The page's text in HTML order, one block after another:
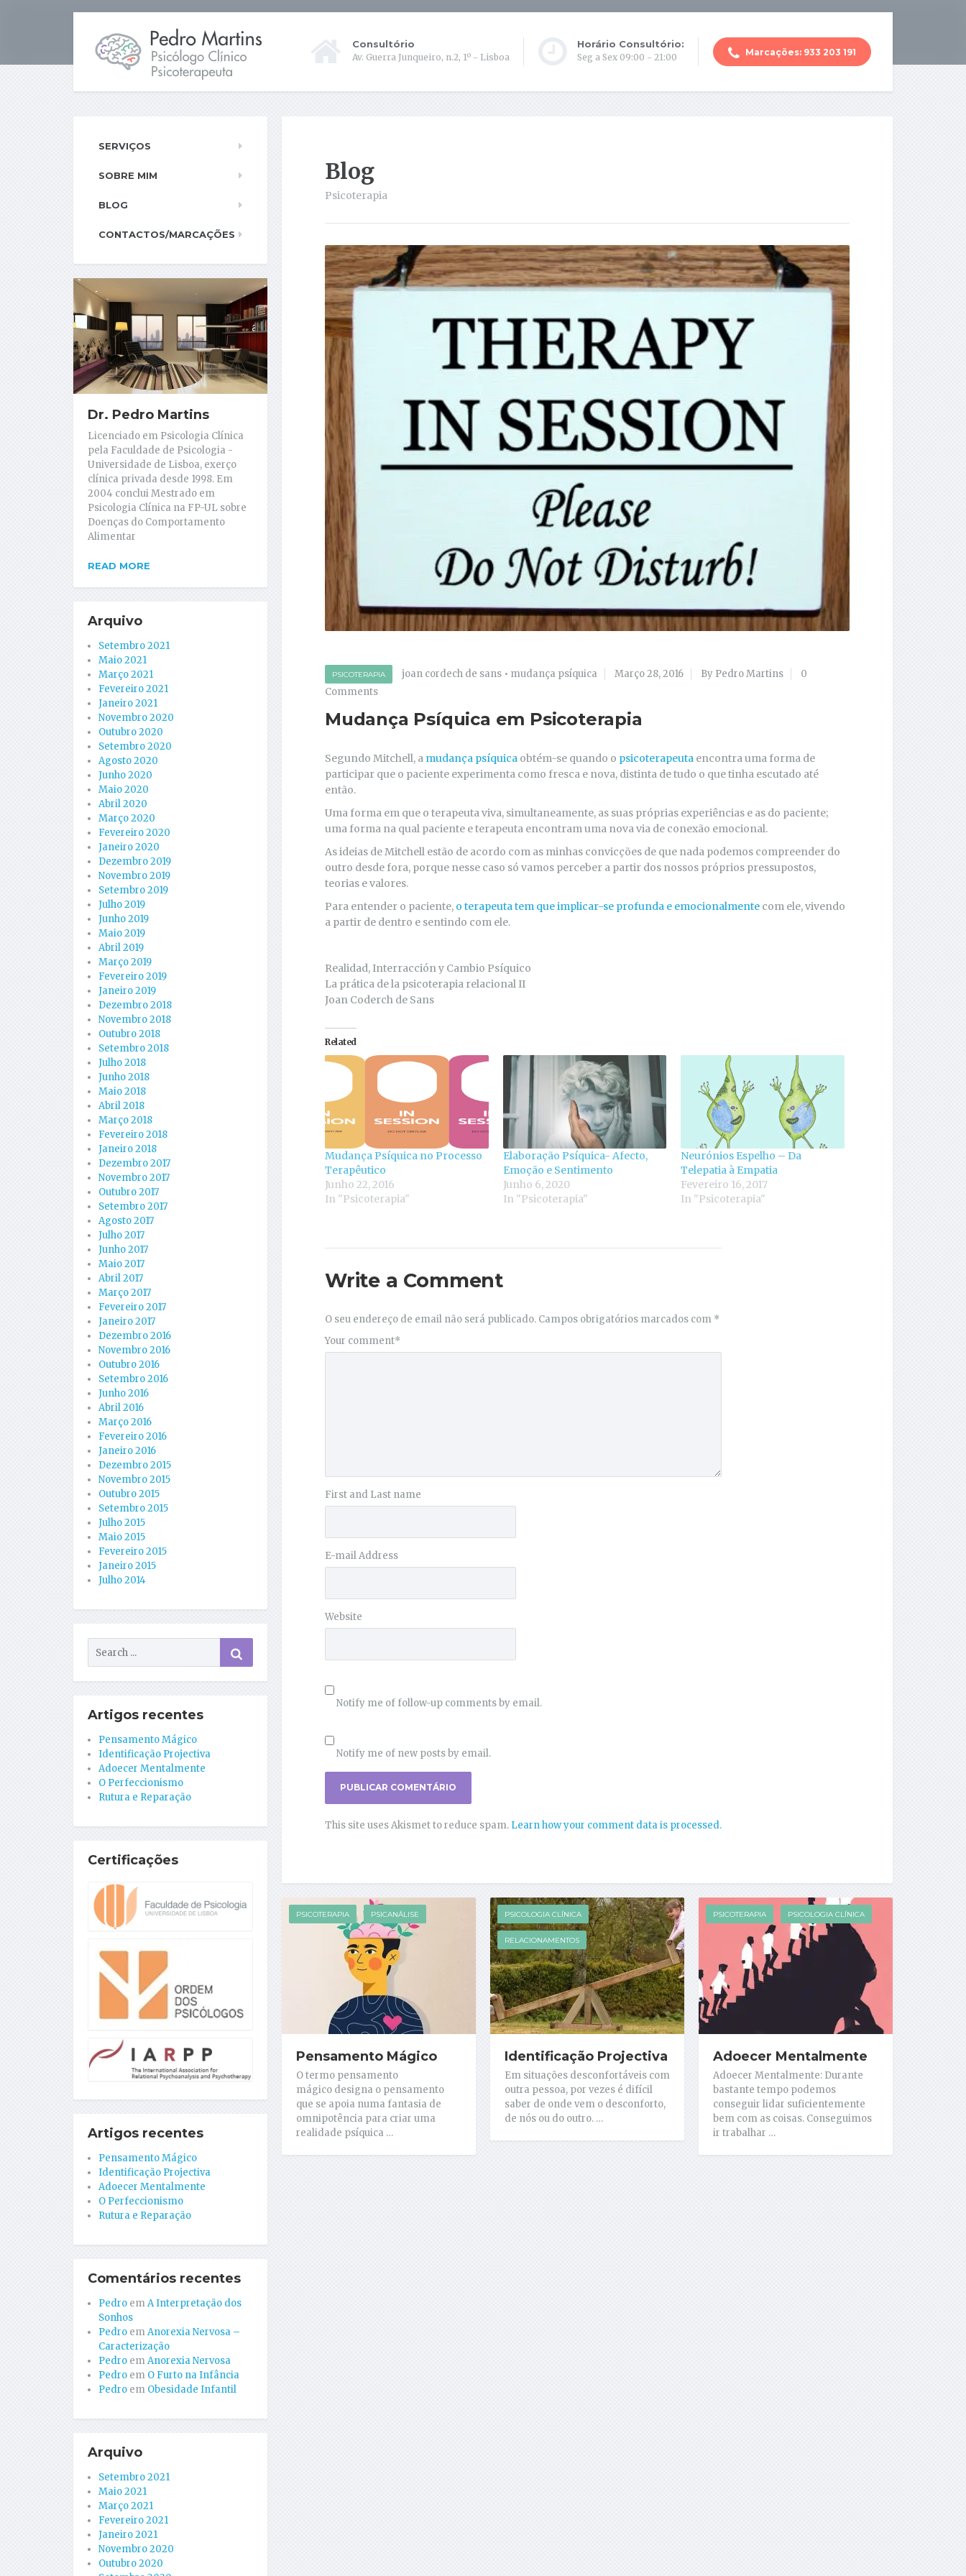
Consultório
Av. Guerra Junqueiro, n.2, 1º - Lisboa
Horário Consultório:
Seg a Sex 09:00 - 21:00 Marcações: 933 203 191
Blog
Psicoterapia
PSICOTERAPIA joan cordech de sans • mudança psíquica Março 28, 2016 By Pedro Martins
0
Comments
Mudança Psíquica em Psicoterapia
Segundo Mitchell, a mudança psíquica obtém-se quando o psicoterapeuta encontra uma forma de
participar que o paciente experimenta como fresca e nova, distinta de tudo o que tinha escutado até
então.
Uma forma em que o terapeuta viva, simultaneamente, as suas próprias experiências e as do paciente;
uma forma na qual paciente e terapeuta encontram uma nova via de conexão emocional.
As ideias de Mitchell estão de acordo com as minhas convicções de que nada podemos compreender do
outro desde fora, porque nesse caso só vamos perceber a partir dos nossos próprios pressupostos,
teorias e valores.
Para entender o paciente, o terapeuta tem que implicar-se profunda e emocionalmente com ele, vivendo
a partir de dentro e sentindo com ele.
Realidad, Interracción y Cambio Psíquico
La prática de la psicoterapia relacional II
Joan Coderch de Sans
Related
Mudança Psíquica no Processo
Terapêutico
Junho 22, 2016
In "Psicoterapia"
Elaboração Psíquica- Afecto,
Emoção e Sentimento
Junho 6, 2020
In "Psicoterapia"
Neurónios Espelho – Da
Telepatia à Empatia
Fevereiro 16, 2017
In "Psicoterapia"
Write a Comment
O seu endereço de email não será publicado. Campos obrigatórios marcados com *
Your comment*
First and Last name
E-mail Address
Website
Notify me of follow-up comments by email.
Notify me of new posts by email.
This site uses Akismet to reduce spam. Learn how your comment data is processed.
PSICOTERAPIA PSICANÁLISE
Pensamento Mágico
O termo pensamento
mágico designa o pensamento
que se apoia numa fantasia de
omnipotência para criar uma
realidade psíquica …
PSICOLOGIA CLÍNICA
RELACIONAMENTOS
Identificação Projectiva
Em situações desconfortáveis com
outra pessoa, por vezes é difícil
saber de onde vem o desconforto,
de nós ou do outro. …
PSICOTERAPIA PSICOLOGIA CLÍNICA
Adoecer Mentalmente
Adoecer Mentalmente: Durante
bastante tempo podemos
conseguir lidar suficientemente
bem com as coisas. Conseguimos
ir trabalhar …
SERVIÇOS
SOBRE MIM
BLOG
CONTACTOS/MARCAÇÕES
Dr. Pedro Martins
Licenciado em Psicologia Clínica
pela Faculdade de Psicologia -
Universidade de Lisboa, exerço
clínica privada desde 1998. Em
2004 conclui Mestrado em
Psicologia Clínica na FP-UL sobre
Doenças do Comportamento
Alimentar
READ MORE
Arquivo
Setembro 2021
Maio 2021
Março 2021
Fevereiro 2021
Janeiro 2021
Novembro 2020
Outubro 2020
Setembro 2020
Agosto 2020
Junho 2020
Maio 2020
Abril 2020
Março 2020
Fevereiro 2020
Janeiro 2020
Dezembro 2019
Novembro 2019
Setembro 2019
Julho 2019
Junho 2019
Maio 2019
Abril 2019
Março 2019
Fevereiro 2019
Janeiro 2019
Dezembro 2018
Novembro 2018
Outubro 2018
Setembro 2018
Julho 2018
Junho 2018
Maio 2018
Abril 2018
Março 2018
Fevereiro 2018
Janeiro 2018
Dezembro 2017
Novembro 2017
Outubro 2017
Setembro 2017
Agosto 2017
Julho 2017
Junho 2017
Maio 2017
Abril 2017
Março 2017
Fevereiro 2017
Janeiro 2017
Dezembro 2016
Novembro 2016
Outubro 2016
Setembro 2016
Junho 2016
Abril 2016
Março 2016
Fevereiro 2016
Janeiro 2016
Dezembro 2015
Novembro 2015
Outubro 2015
Setembro 2015
Julho 2015
Maio 2015
Fevereiro 2015
Janeiro 2015
Julho 2014
Artigos recentes
Pensamento Mágico
Identificação Projectiva
Adoecer Mentalmente
O Perfeccionismo
Rutura e Reparação
Certificações
Artigos recentes
Pensamento Mágico
Identificação Projectiva
Adoecer Mentalmente
O Perfeccionismo
Rutura e Reparação
Comentários recentes
Pedro emA Interpretação dos
Sonhos
Pedro emAnorexia Nervosa –
Caracterização
Pedro emAnorexia Nervosa
Pedro em O Furto na Infância
Pedro em Obesidade Infantil
Arquivo
Setembro 2021
Maio 2021
Março 2021
Fevereiro 2021
Janeiro 2021
Novembro 2020
Outubro 2020